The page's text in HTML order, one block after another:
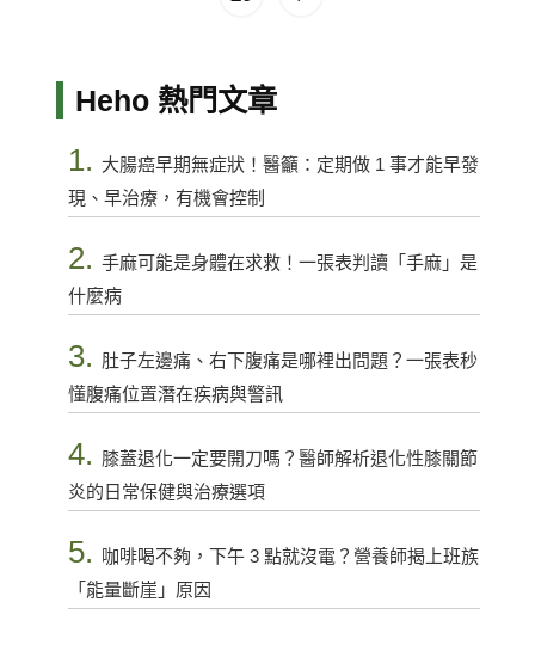
Heho 熱門文章
1. 大腸癌早期無症狀！醫籲：定期做 1 事才能早發
現、早治療，有機會控制
2. 手麻可能是身體在求救！一張表判讀「手麻」是
什麼病
3. 肚子左邊痛、右下腹痛是哪裡出問題？一張表秒
懂腹痛位置潛在疾病與警訊
4. 膝蓋退化一定要開刀嗎？醫師解析退化性膝關節
炎的日常保健與治療選項
5.
咖啡喝不夠，下午 3 點就沒電？營養師揭上班族
「能量斷崖」原因